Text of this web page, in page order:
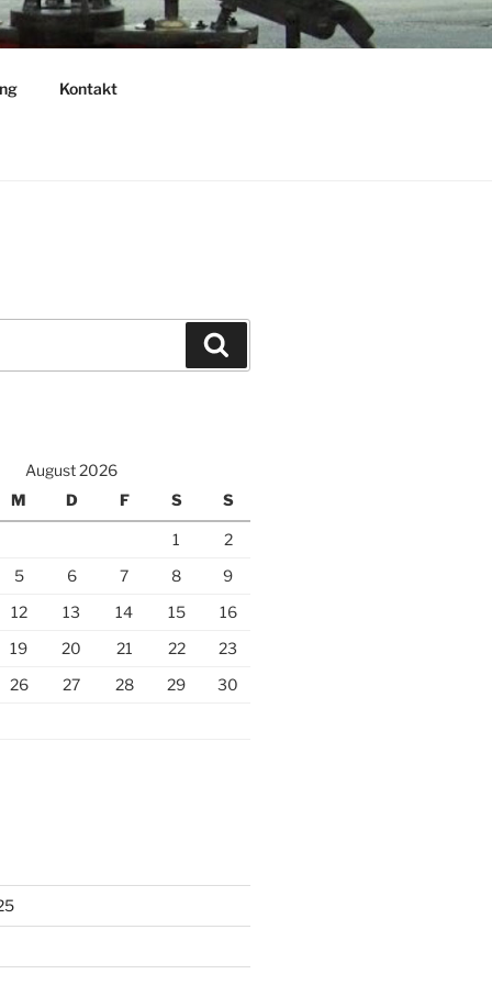
Kontakt
August 2026
M
D F S S
1
2
5
6 7 8
9
12
13 14 15
16
19
20 21 22
23
26
27 28 29 30